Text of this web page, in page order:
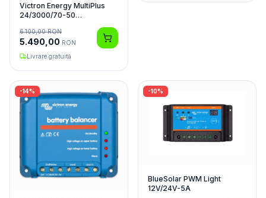
Victron Energy MultiPlus
24/3000/70-50
6.100,00RON
5.490,00 RON
Livrare gratuită
-14% -10%
BlueSolar PWM Light
12V/24V-5A